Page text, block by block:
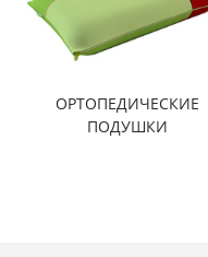
ОРТОПЕДИЧЕСКИЕ
ПОДУШКИ